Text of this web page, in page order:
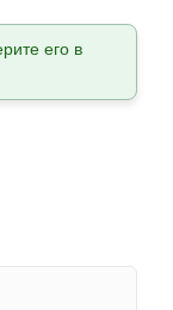
его в